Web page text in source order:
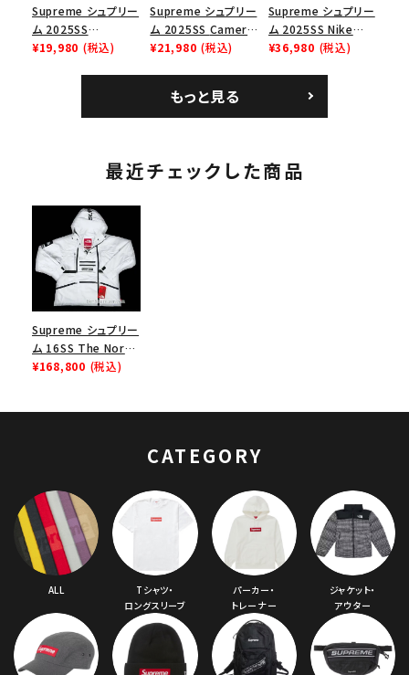
Supreme シュプリー
ム 2025SS
Homerun Tee ホー
¥19,980 (税込)
Supreme シュプリー
ム 2025SS Camera
Bag + Mini Pouch
¥21,980 (税込)
Supreme シュプリー
ム 2025SS Nike
Leather Shoulder
¥36,980 (税込)
もっと見る
最近チェックした商品
Supreme シュプリー
ム 16SS The North
Face Steep Tech
¥168,800 (税込)
CATEGORY
ALL
Tシャツ・
ロングスリーブ
パーカー・
トレーナー
ジャケット・
アウター